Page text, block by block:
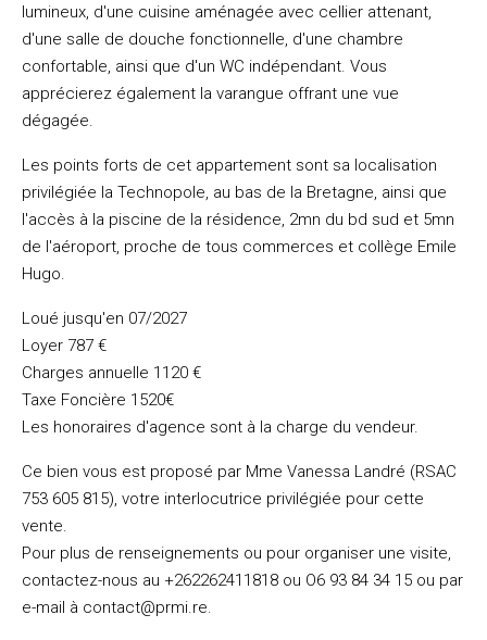
lumineux, d'une cuisine aménagée avec cellier attenant,
d'une salle de douche fonctionnelle, d'une chambre
confortable, ainsi que d'un WC indépendant. Vous
apprécierez également la varangue offrant une vue
dégagée.
Les points forts de cet appartement sont sa localisation
privilégiée la Technopole, au bas de la Bretagne, ainsi que
l'accès à la piscine de la résidence, 2mn du bd sud et 5mn
de l'aéroport, proche de tous commerces et collège Emile
Hugo.
Loué jusqu'en 07/2027
Loyer 787 €
Charges annuelle 1120 €
Taxe Foncière 1520€
Les honoraires d'agence sont à la charge du vendeur.
Ce bien vous est proposé par Mme Vanessa Landré (RSAC
753 605 815), votre interlocutrice privilégiée pour cette
vente.
Pour plus de renseignements ou pour organiser une visite,
contactez-nous au +262262411818 ou O6 93 84 34 15 ou par
e-mail à contact@prmi.re.